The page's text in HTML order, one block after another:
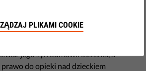
jego syn odmówił leczenia, a
do opieki nad dzieckiem
PLIKAMI COOKIE